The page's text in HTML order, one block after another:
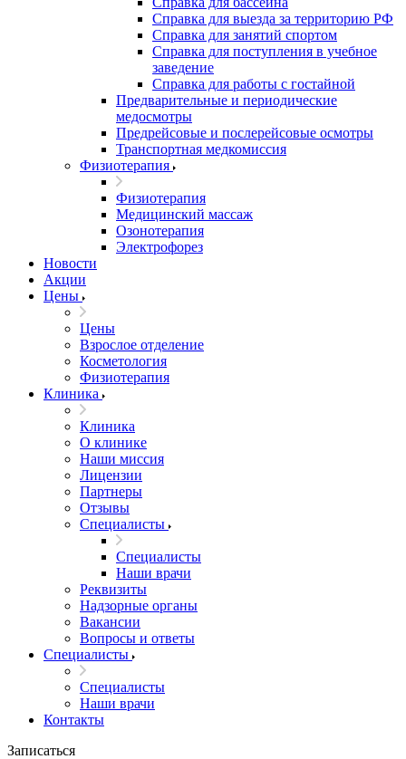
Справка для выезда за территорию РФ
Справка для занятий спортом
Справка для поступления в учебное
заведение
Справка для работы с гостайной
Предварительные и периодические
медосмотры
Предрейсовые и послерейсовые осмотры
Транспортная медкомиссия
Физиотерапия
Физиотерапия
Медицинский массаж
Озонотерапия
Электрофорез
Новости
Акции
Цены
Цены
Взрослое отделение
Косметология
Физиотерапия
Клиника
Клиника
О клинике
Наши миссия
Лицензии
Партнеры
Отзывы
Специалисты
Специалисты
Наши врачи
Реквизиты
Надзорные органы
Вакансии
Вопросы и ответы
Специалисты
Специалисты
Наши врачи
Контакты
Записаться